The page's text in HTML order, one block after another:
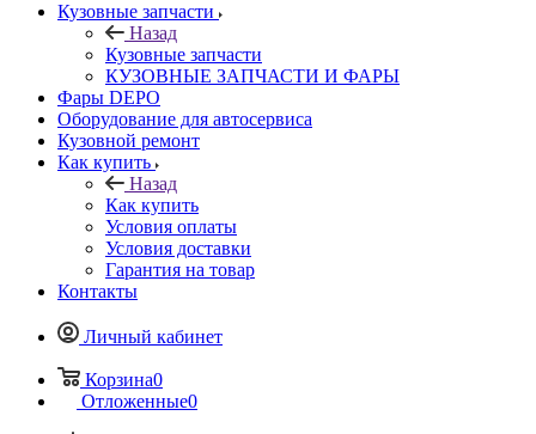
Кузовные запчасти
Назад
Кузовные запчасти
КУЗОВНЫЕ ЗАПЧАСТИ И ФАРЫ
Фары DEPO
Оборудование для автосервиса
Кузовной ремонт
Как купить
Назад
Как купить
Условия оплаты
Условия доставки
Гарантия на товар
Контакты
Личный кабинет
Корзина0
Отложенные0